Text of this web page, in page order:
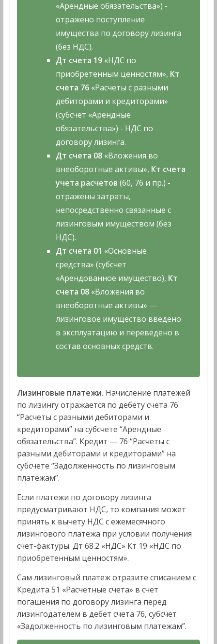
«Арендные обязательства») -
отражено поступление
имущества по договору лизинга
(без НДС).
Дт счета 19 «НДС по
приобретенным ценностям», Кт
счета 76 «Расчеты с разными
дебиторами и кредиторами»
(субсчет «Арендные
обязательства») - НДС по
договору лизинга.
Дт счета 08 «Вложения во
внеоборотные активы», Кт счета
учета расчетов (60, 76 и пр.) -
отражены затраты,
непосредственно связанные с
лизинговым имуществом (без
НДС).
Дт счета 01 «Основные
средства» (субсчет
«Арендованное имущество), Кт
счета 08 «Вложения во
внеоборотные активы» —
лизинговое имущество введено
в эксплуатацию и переведено в
состав основных средств.
Лизинговые платежи. Начисление платежей
по лизингу отражается по дебету счета 76
“Расчеты с разными дебиторами и
кредиторами” на субсчете “Арендные
обязательства”. Кредит — 76 “Расчеты с
разными дебиторами и кредиторами” на
субсчете “Задолженность по лизинговым
платежам”.
Если платежи по договору лизинга
предусматривают НДС, то компания может
принять к вычету НДС с ежемесячного
лизингового платежа при условии получения
счет-фактуры. Дт 68.2 «НДС» Кт 19 «НДС по
приобретенным ценностям».
Сам лизинговый платеж отразите списанием с
Кредита 51 «Расчетные счета» в счет
погашения по договору лизинга перед
лизингодателем в дебет счета 76, субсчет
«Задолженность по лизинговым платежам”.